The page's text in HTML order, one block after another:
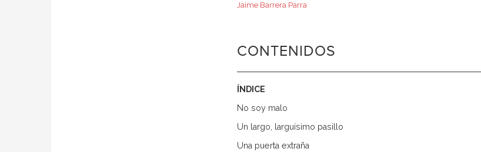
Jaime Barrera Parra
CONTENIDOS
ÍNDICE
No soy malo
Un largo, larguísimo pasillo
Una puerta extraña